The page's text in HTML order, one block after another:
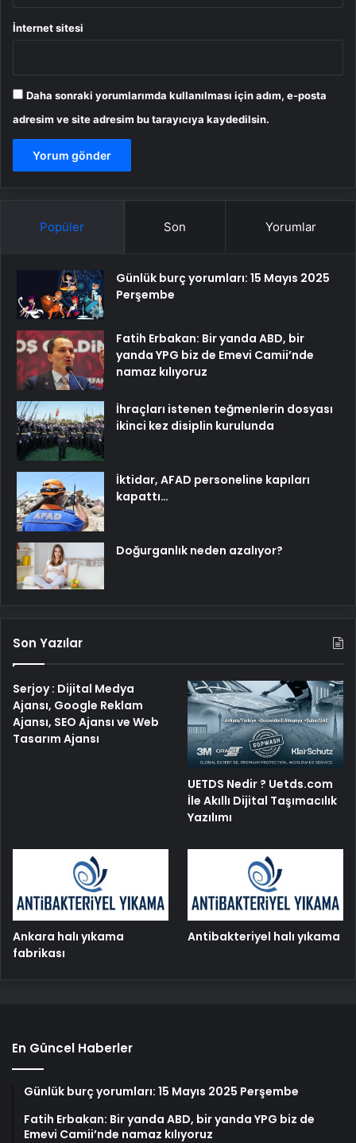
İnternet sitesi
Daha sonraki yorumlarımda kullanılması için adım, e-posta
adresim ve site adresim bu tarayıcıya kaydedilsin.
Popüler Son Yorumlar
Günlük burç yorumları: 15 Mayıs 2025
Perşembe
Fatih Erbakan: Bir yanda ABD, bir
yanda YPG biz de Emevi Camii’nde
namaz kılıyoruz
İhraçları istenen teğmenlerin dosyası
ikinci kez disiplin kurulunda
İktidar, AFAD personeline kapıları
kapattı…
Doğurganlık neden azalıyor?
Son Yazılar
Serjoy : Dijital Medya
Ajansı, Google Reklam
Ajansı, SEO Ajansı ve Web
Tasarım Ajansı
UETDS Nedir ? Uetds.com
İle Akıllı Dijital Taşımacılık
Yazılımı
Ankara halı yıkama
fabrikası
Antibakteriyel halı yıkama
En Güncel Haberler
Günlük burç yorumları: 15 Mayıs 2025 Perşembe
Fatih Erbakan: Bir yanda ABD, bir yanda YPG biz de
Emevi Camii’nde namaz kılıyoruz